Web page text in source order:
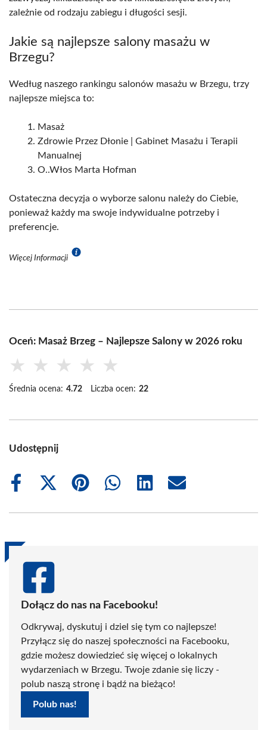
zależnie od rodzaju zabiegu i długości sesji.
Jakie są najlepsze salony masażu w
Brzegu?
Według naszego rankingu salonów masażu w Brzegu, trzy
najlepsze miejsca to:
Masaż
Zdrowie Przez Dłonie | Gabinet Masażu i Terapii
Manualnej
O..Włos Marta Hofman
Ostateczna decyzja o wyborze salonu należy do Ciebie,
ponieważ każdy ma swoje indywidualne potrzeby i
preferencje.
Więcej Informacji
Oceń: Masaż Brzeg – Najlepsze Salony w 2026 roku
★ ★ ★ ★ ★
Średnia ocena: 4.72 Liczba ocen: 22
Udostępnij
Share
Share
(Twitter)
Share
Share
Share
Share
Dołącz do nas na Facebooku!
Odkrywaj, dyskutuj i dziel się tym co najlepsze!
Przyłącz się do naszej społeczności na Facebooku,
gdzie możesz dowiedzieć się więcej o lokalnych
wydarzeniach w Brzegu. Twoje zdanie się liczy -
polub naszą stronę i bądź na bieżąco!
Polub nas!